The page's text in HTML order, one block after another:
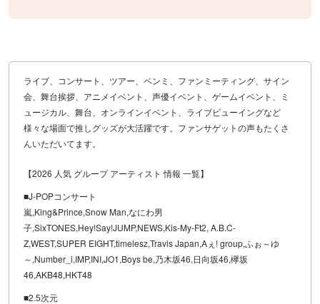
ライブ、コンサート、ツアー、ペンミ、ファンミーティング、サイン
会、舞台挨拶、アニメイベント、声優イベント、ゲームイベント、ミ
ュージカル、舞台、オンラインイベント、ライブビューイングなど
様々な場面で推しグッズが大活躍です。ファンサゲットの声もたくさ
んいただいてます。
【2026 人気 グループ アーティスト 情報 一覧】
■J-POPコンサート
嵐,King&Prince,Snow Man,なにわ男
子,SixTONES,Hey!Say!JUMP,NEWS,Kis-My-Ft2, A.B.C-
Z,WEST,SUPER EIGHT,timelesz,Travis Japan,Aぇ! group,ふぉ～ゆ
～,Number_i,IMP,INI,JO1,Boys be,乃木坂46,日向坂46,欅坂
46,AKB48,HKT48
■2.5次元